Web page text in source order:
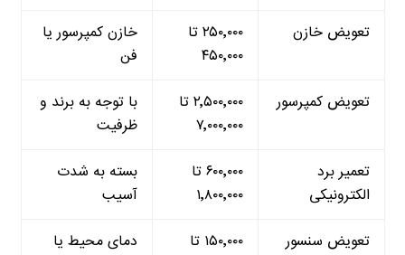
تعویض خازن
۲۵۰٬۰۰۰ تا
۴۵۰٬۰۰۰
خازن کمپرسور یا
فن
تعویض کمپرسور
۲٬۵۰۰٬۰۰۰ تا
۷٬۰۰۰٬۰۰۰
با توجه به برند و
ظرفیت
تعمیر برد
الکترونیکی
۶۰۰٬۰۰۰ تا
۱٬۸۰۰٬۰۰۰
بسته به شدت
آسیب
تعویض سنسور
۱۵۰٬۰۰۰ تا
دمای محیط یا